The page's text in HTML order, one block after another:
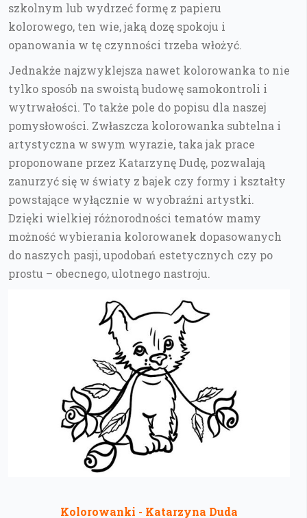
szkolnym lub wydrzeć formę z papieru
kolorowego, ten wie, jaką dozę spokoju i
opanowania w tę czynności trzeba włożyć.
Jednakże najzwyklejsza nawet kolorowanka to nie
tylko sposób na swoistą budowę samokontroli i
wytrwałości. To także pole do popisu dla naszej
pomysłowości. Zwłaszcza kolorowanka subtelna i
artystyczna w swym wyrazie, taka jak prace
proponowane przez Katarzynę Dudę, pozwalają
zanurzyć się w światy z bajek czy formy i kształty
powstające wyłącznie w wyobraźni artystki.
Dzięki wielkiej różnorodności tematów mamy
możność wybierania kolorowanek dopasowanych
do naszych pasji, upodobań estetycznych czy po
prostu – obecnego, ulotnego nastroju.
Kolorowanki - Katarzyna Duda